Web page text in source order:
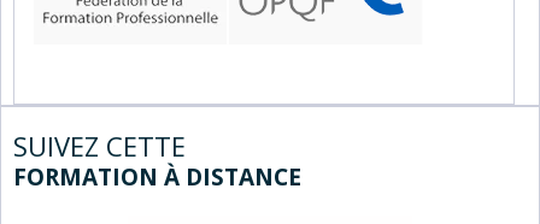
SUIVEZ CETTE
FORMATION À DISTANCE